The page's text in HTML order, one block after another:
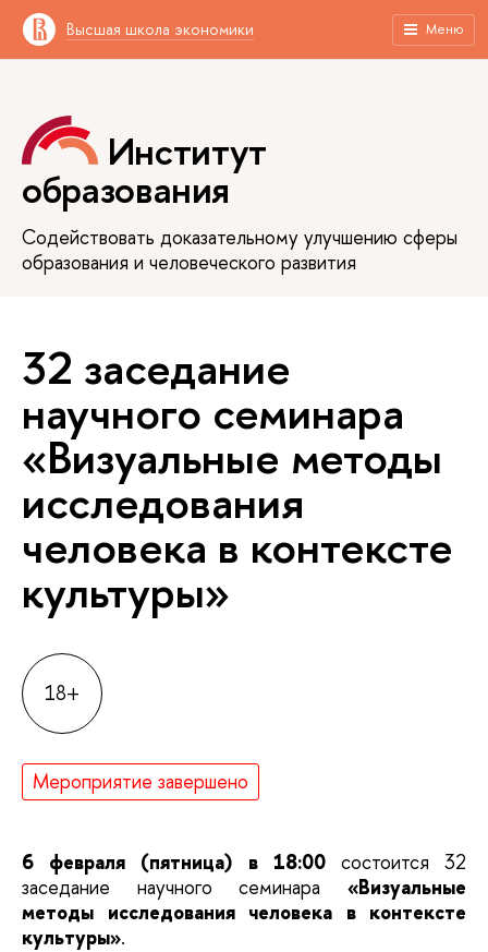
Высшая школа экономики Меню
Институт
образования
Содействовать доказательному улучшению сферы
образования и человеческого развития
32 заседание
научного семинара
«Визуальные методы
исследования
человека в контексте
культуры»
18+
Мероприятие завершено
6 февраля (пятница) в 18:00 состоится 32
заседание научного семинара «Визуальные
методы исследования человека в контексте
культуры».